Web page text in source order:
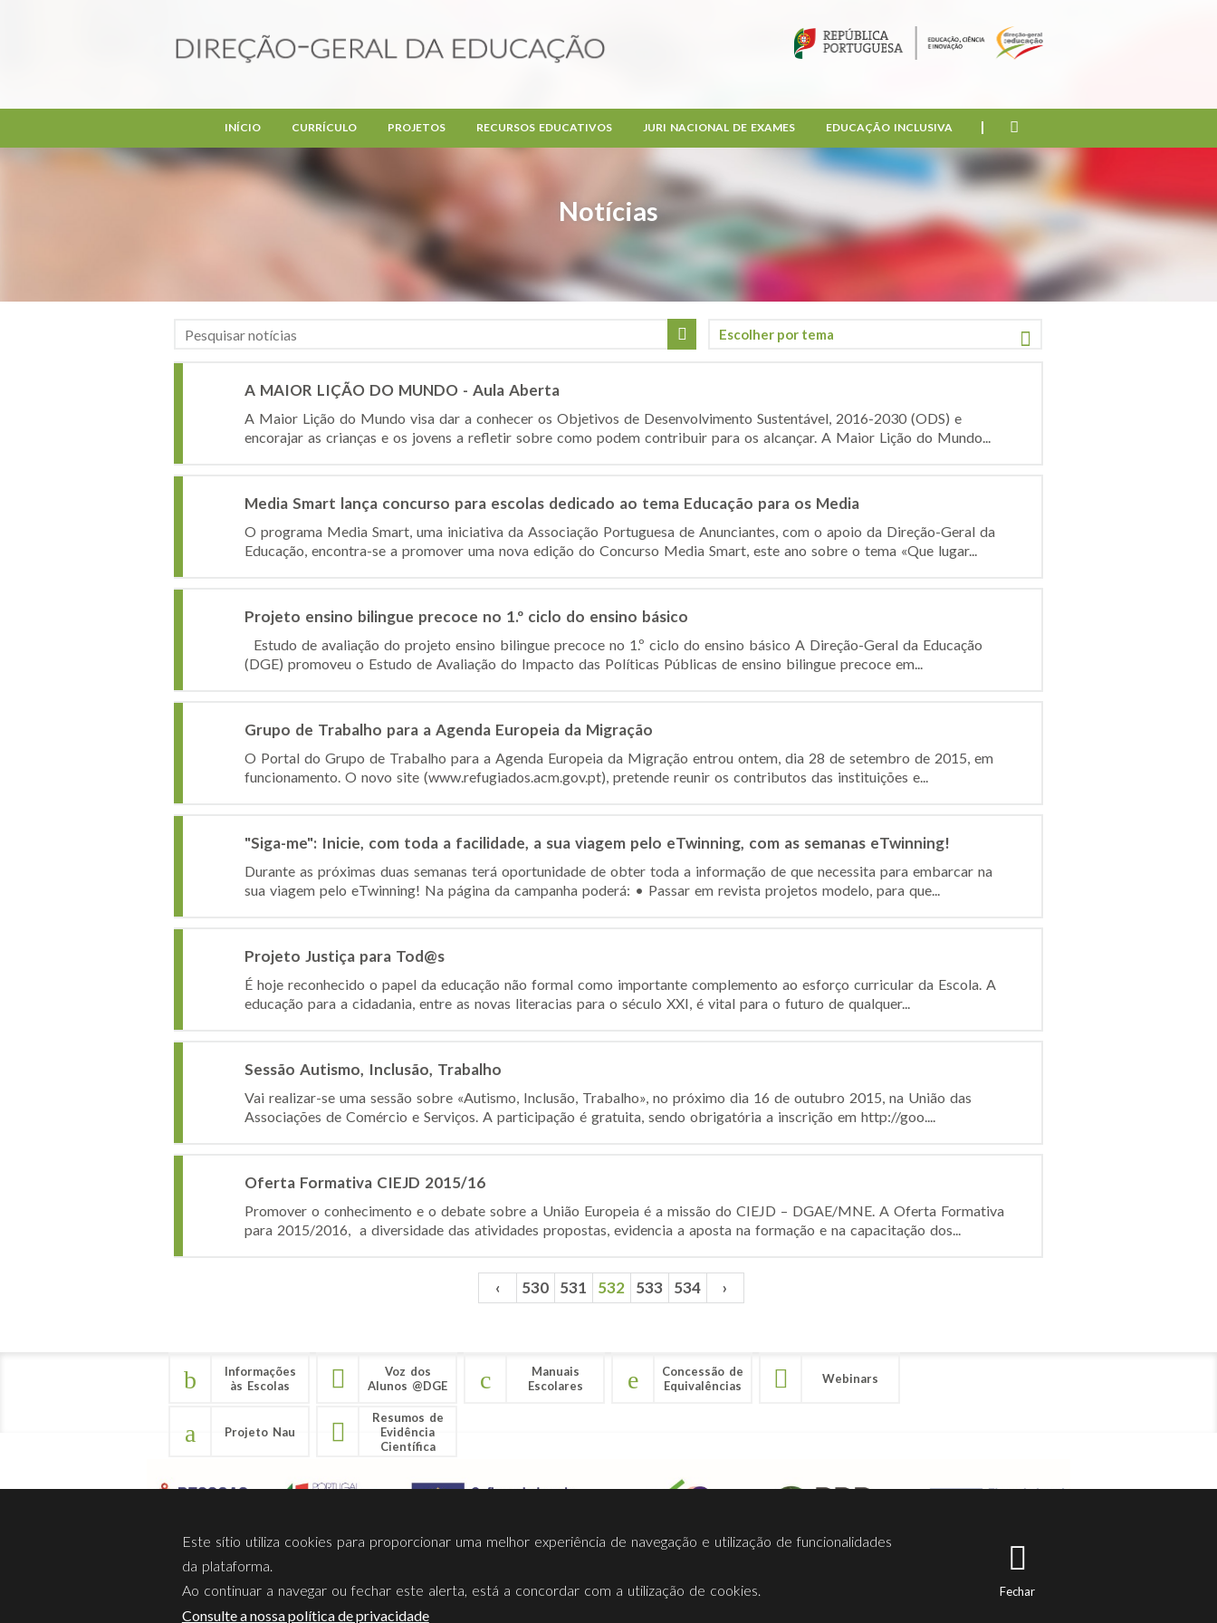
Notícias
INÍCIO CURRÍCULO PROJETOS RECURSOS EDUCATIVOS JURI NACIONAL DE EXAMES EDUCAÇÃO INCLUSIVA
A MAIOR LIÇÃO DO MUNDO - Aula Aberta
A Maior Lição do Mundo visa dar a conhecer os Objetivos de Desenvolvimento Sustentável, 2016-2030 (ODS) e
encorajar as crianças e os jovens a refletir sobre como podem contribuir para os alcançar. A Maior Lição do Mundo...
Media Smart lança concurso para escolas dedicado ao tema Educação para os Media
O programa Media Smart, uma iniciativa da Associação Portuguesa de Anunciantes, com o apoio da Direção-Geral da
Educação, encontra-se a promover uma nova edição do Concurso Media Smart, este ano sobre o tema «Que lugar...
Projeto ensino bilingue precoce no 1.º ciclo do ensino básico
Estudo de avaliação do projeto ensino bilingue precoce no 1.º ciclo do ensino básico A Direção-Geral da Educação
(DGE) promoveu o Estudo de Avaliação do Impacto das Políticas Públicas de ensino bilingue precoce em...
Grupo de Trabalho para a Agenda Europeia da Migração
O Portal do Grupo de Trabalho para a Agenda Europeia da Migração entrou ontem, dia 28 de setembro de 2015, em
funcionamento. O novo site (www.refugiados.acm.gov.pt), pretende reunir os contributos das instituições e...
"Siga-me": Inicie, com toda a facilidade, a sua viagem pelo eTwinning, com as semanas eTwinning!
Durante as próximas duas semanas terá oportunidade de obter toda a informação de que necessita para embarcar na
sua viagem pelo eTwinning! Na página da campanha poderá: • Passar em revista projetos modelo, para que...
Projeto Justiça para Tod@s
É hoje reconhecido o papel da educação não formal como importante complemento ao esforço curricular da Escola. A
educação para a cidadania, entre as novas literacias para o século XXI, é vital para o futuro de qualquer...
Sessão Autismo, Inclusão, Trabalho
Vai realizar-se uma sessão sobre «Autismo, Inclusão, Trabalho», no próximo dia 16 de outubro 2015, na União das
Associações de Comércio e Serviços. A participação é gratuita, sendo obrigatória a inscrição em http://goo....
Oferta Formativa CIEJD 2015/16
Promover o conhecimento e o debate sobre a União Europeia é a missão do CIEJD – DGAE/MNE. A Oferta Formativa
para 2015/2016, a diversidade das atividades propostas, evidencia a aposta na formação e na capacitação dos...
‹ 530 531 532 533 534 ›
Informações
às Escolas
Voz dos
Alunos @DGE
Manuais
Escolares
Concessão de
Equivalências
Webinars
Projeto Nau
Resumos de
Evidência
Científica
Sobre Nós Privacidade Termos Utilização Contactos Ligações Facebook
Este sítio utiliza cookies para proporcionar uma melhor experiência de navegação e utilização de funcionalidades
da plataforma.
Ao continuar a navegar ou fechar este alerta, está a concordar com a utilização de cookies.
Consulte a nossa política de privacidade
Fechar